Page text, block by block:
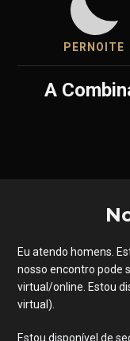
PERNOITE
A
Eu atendo homens.
nosso encontro pode
virtual/online. Estou
virtual).
Estou disponível de